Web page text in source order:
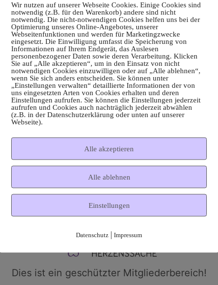
Dies ist ein geschützter Mitgliederbereich!
Wir nutzen auf unserer Webseite Cookies. Einige Cookies sind
notwendig (z.B. für den Warenkorb) andere sind nicht
notwendig. Die nicht-notwendigen Cookies helfen uns bei der
Optimierung unseres Online-Angebotes, unserer
Webseitenfunktionen und werden für Marketingzwecke
eingesetzt. Die Einwilligung umfasst die Speicherung von
Informationen auf Ihrem Endgerät, das Auslesen
personenbezogener Daten sowie deren Verarbeitung. Klicken
Sie auf „Alle akzeptieren“, um in den Einsatz von nicht
notwendigen Cookies einzuwilligen oder auf „Alle ablehnen“,
wenn Sie sich anders entscheiden. Sie können unter
„Einstellungen verwalten“ detaillierte Informationen der von
uns eingesetzten Arten von Cookies erhalten und deren
Einstellungen aufrufen. Sie können die Einstellungen jederzeit
aufrufen und Cookies auch nachträglich jederzeit abwählen
(z.B. in der Datenschutzerklärung oder unten auf unserer
Webseite).
Alle akzeptieren
Alle ablehnen
Einstellungen
Datenschutz | Impressum